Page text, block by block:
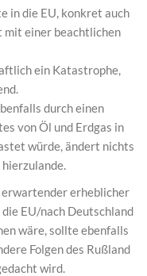
in die EU, konkret auch
mit einer beachtlichen
ein Katastrophe,
durch einen
von Öl und Erdgas in
würde, ändert nichts
erwartender erheblicher
EU/nach Deutschland
wäre, sollte ebenfalls
Folgen des Rußland
wird.